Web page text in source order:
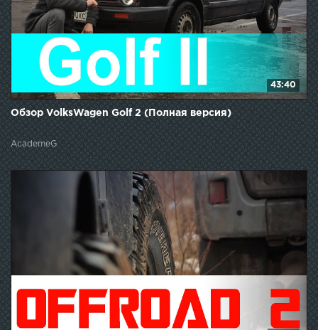
43:40
Обзор VolksWagen Golf 2 (Полная версия)
AcademeG